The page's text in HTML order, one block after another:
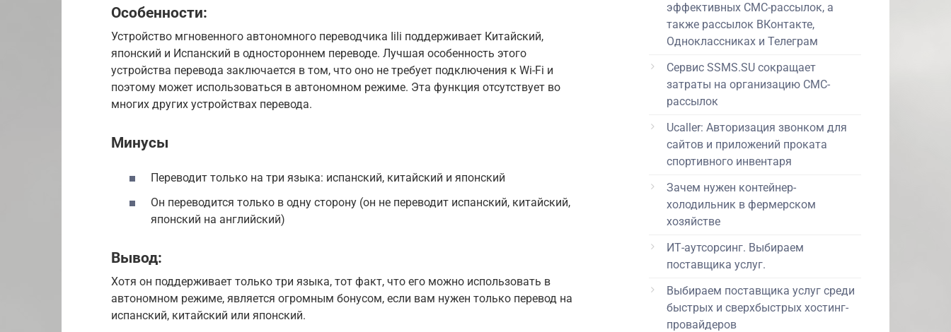
Особенности:
Устройство мгновенного автономного переводчика Iili поддерживает Китайский,
японский и Испанский в одностороннем переводе. Лучшая особенность этого
устройства перевода заключается в том, что оно не требует подключения к Wi-Fi и
поэтому может использоваться в автономном режиме. Эта функция отсутствует во
многих других устройствах перевода.
Минусы
Переводит только на три языка: испанский, китайский и японский
Он переводится только в одну сторону (он не переводит испанский, китайский,
японский на английский)
Вывод:
Хотя он поддерживает только три языка, тот факт, что его можно использовать в
автономном режиме, является огромным бонусом, если вам нужен только перевод на
испанский, китайский или японский.
эффективных СМС-рассылок, а
также рассылок ВКонтакте,
Одноклассниках и Телеграм
Сервис SSMS.SU сокращает
затраты на организацию СМС-
рассылок
Ucaller: Авторизация звонком для
сайтов и приложений проката
спортивного инвентаря
Зачем нужен контейнер-
холодильник в фермерском
хозяйстве
ИТ-аутсорсинг. Выбираем
поставщика услуг.
Выбираем поставщика услуг среди
быстрых и сверхбыстрых хостинг-
провайдеров